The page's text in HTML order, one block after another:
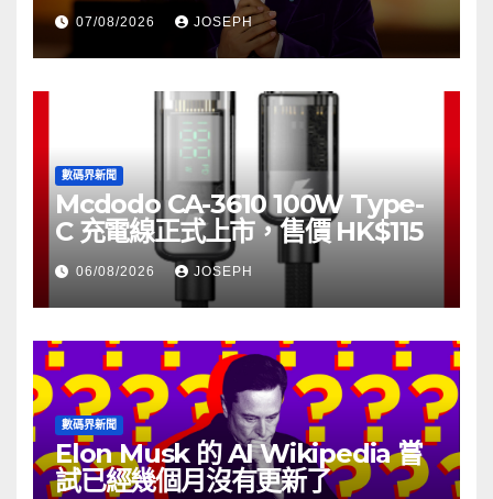
07/08/2026 JOSEPH
數碼界新聞
Mcdodo CA-3610 100W Type-
C 充電線正式上市，售價 HK$115
06/08/2026 JOSEPH
數碼界新聞
Elon Musk 的 AI Wikipedia 嘗
試已經幾個月沒有更新了